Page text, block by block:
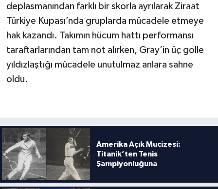
deplasmanından farklı bir skorla ayrılarak Ziraat
Türkiye Kupası’nda gruplarda mücadele etmeye
hak kazandı. Takımın hücum hattı performansı
taraftarlarından tam not alırken, Gray’in üç golle
yıldızlaştığı mücadele unutulmaz anlara sahne
oldu.
Amerika Açık Mucizesi:
Titanik’ten Tenis
Şampiyonluğuna